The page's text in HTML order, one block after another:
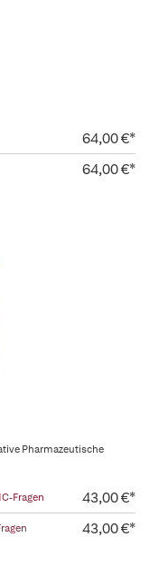
64,00 €*
64,00 €*
Pharmazeutische
Fragen 43,00 €*
43,00 €*